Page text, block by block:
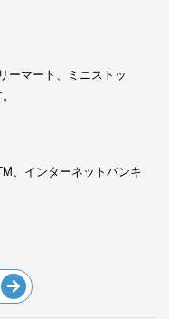
ーマート、ミニストッ
、インターネットバンキ